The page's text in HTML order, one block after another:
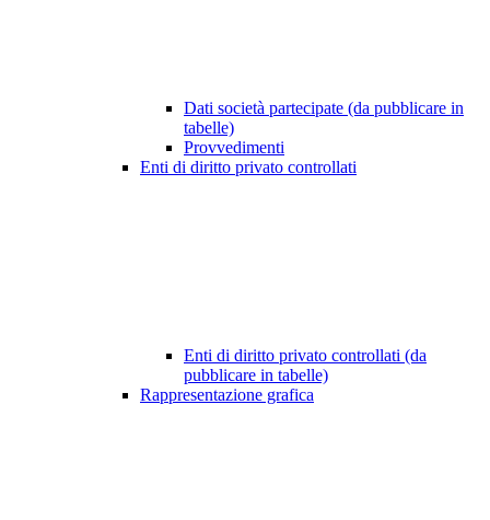
Dati società partecipate (da pubblicare in
tabelle)
Provvedimenti
Enti di diritto privato controllati
Enti di diritto privato controllati (da
pubblicare in tabelle)
Rappresentazione grafica